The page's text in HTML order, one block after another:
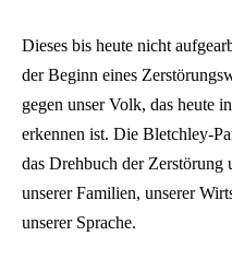
Dieses bis heute nicht
der Beginn eines
gegen unser Volk, das heute
erkennen ist. Die Bletchley-
das Drehbuch der
unserer Familien, unserer
unserer Sprache.